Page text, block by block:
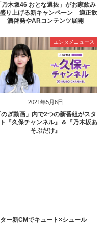
乃木坂46 おとな選抜」がお家飲み
り上げる新キャンペーン 適正飲
酒啓発やARコンテンツ展開
2021年5月6日
エンタメニュース
のぎ動画」内で2つの新番組がスタ
『久保チャンネル』＆『乃木坂あ
そぶだけ』
ー新CMでキュート×シュール